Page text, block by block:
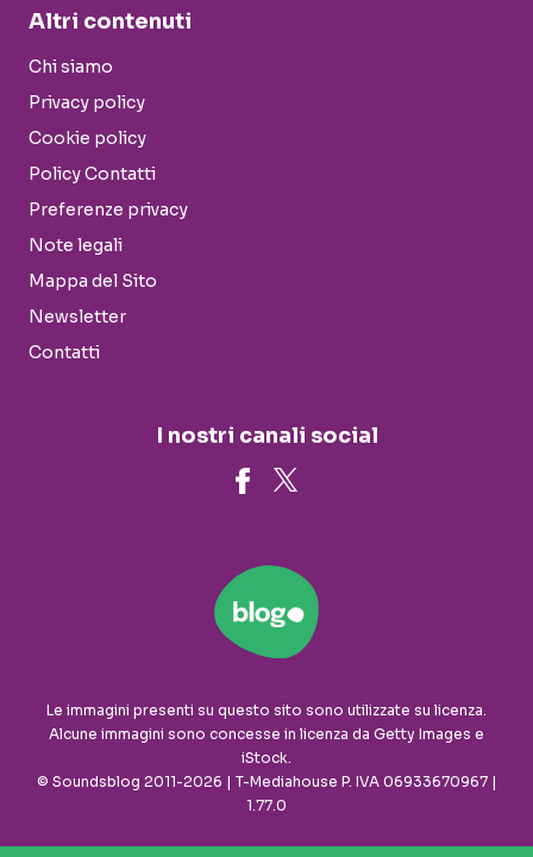
Altri contenuti
Chi siamo
Privacy policy
Cookie policy
Policy Contatti
Preferenze privacy
Note legali
Mappa del Sito
Newsletter
Contatti
I nostri canali social
Le immagini presenti su questo sito sono utilizzate su licenza.
Alcune immagini sono concesse in licenza da Getty Images e
iStock.
© Soundsblog 2011-2026 | T-Mediahouse P. IVA 06933670967 |
1.77.0